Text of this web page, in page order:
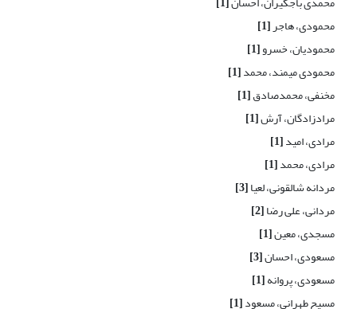
محمودی، هاجر[1]
محمودیان، خسرو[1]
محمودی میمند، محمد[1]
مخنفی، محمدصادق[1]
مرادزادگان، آرش[1]
مرادی، امید[1]
مرادی، محمد[1]
مردانه شالقونی، لعیا[3]
مردانی، علی رضا[2]
مسجدی، معین[1]
مسعودی، احسان[3]
مسعودی، پروانه[1]
مسیح طهرانی، مسعود[1]